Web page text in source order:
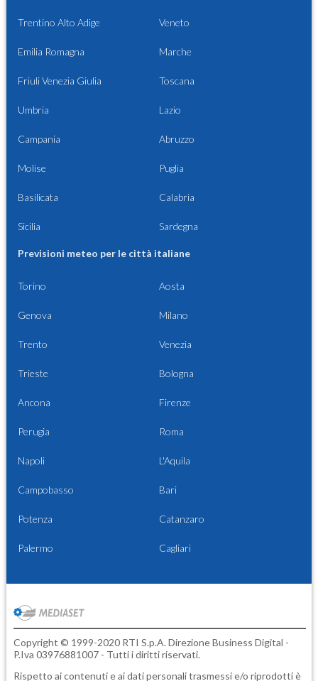
Trentino Alto Adige Veneto
Emilia Romagna Marche
Friuli Venezia Giulia Toscana
Umbria Lazio
Campania Abruzzo
Molise Puglia
Basilicata Calabria
Sicilia Sardegna
Previsioni meteo per le città italiane
Torino Aosta
Genova Milano
Trento Venezia
Trieste Bologna
Ancona Firenze
Perugia Roma
Napoli L'Aquila
Campobasso Bari
Potenza Catanzaro
Palermo Cagliari
Copyright © 1999-2020 RTI S.p.A. Direzione Business Digital -
P.Iva 03976881007 - Tutti i diritti riservati.
Rispetto ai contenuti e ai dati personali trasmessi e/o riprodotti è